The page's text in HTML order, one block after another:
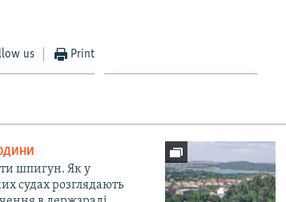
us Print
шпигун. Як у
судах розглядають